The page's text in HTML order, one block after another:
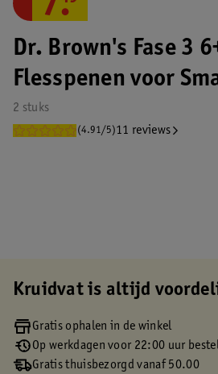
Dr. Brown's Fase 3
Flesspenen voor
2 stuks
(4.91/5)11 reviews
7.
Kruidvat is altijd
Gratis ophalen in de winkel
Op werkdagen voor 22:00 uur
Gratis thuisbezorgd vanaf 50.00